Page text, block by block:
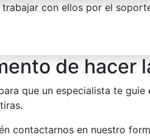
trabajar con ellos por el
de hacer
que un especialista te guie
contactarnos en nuestro